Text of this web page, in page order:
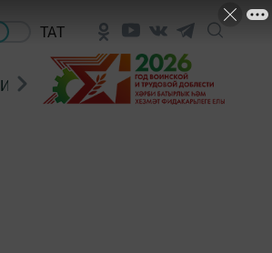
ТАТ
Из зала суда